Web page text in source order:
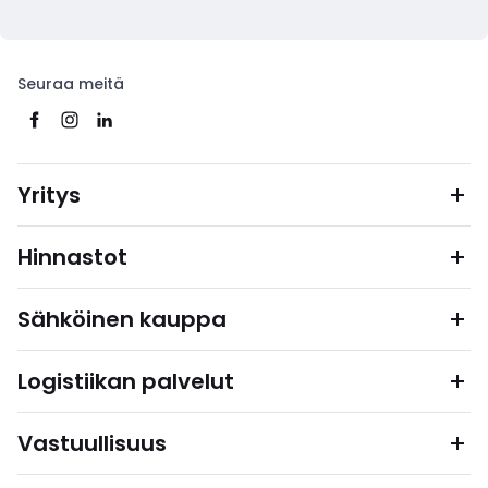
Seuraa meitä
Yritys
Hinnastot
Sähköinen kauppa
Logistiikan palvelut
Vastuullisuus